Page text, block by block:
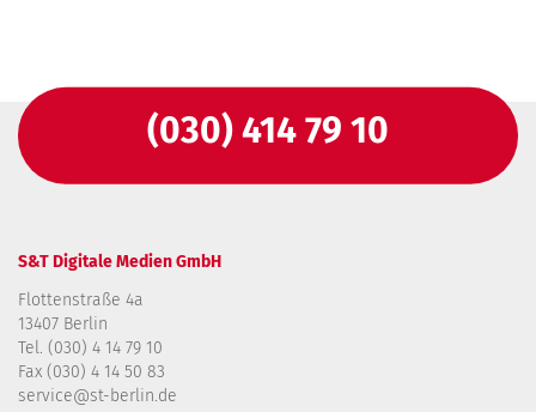
(030) 414 79 10
S&T Digitale Medien GmbH
Flottenstraße 4a
13407 Berlin
Tel. (030) 4 14 79 10
Fax (030) 4 14 50 83
service@st-berlin.de